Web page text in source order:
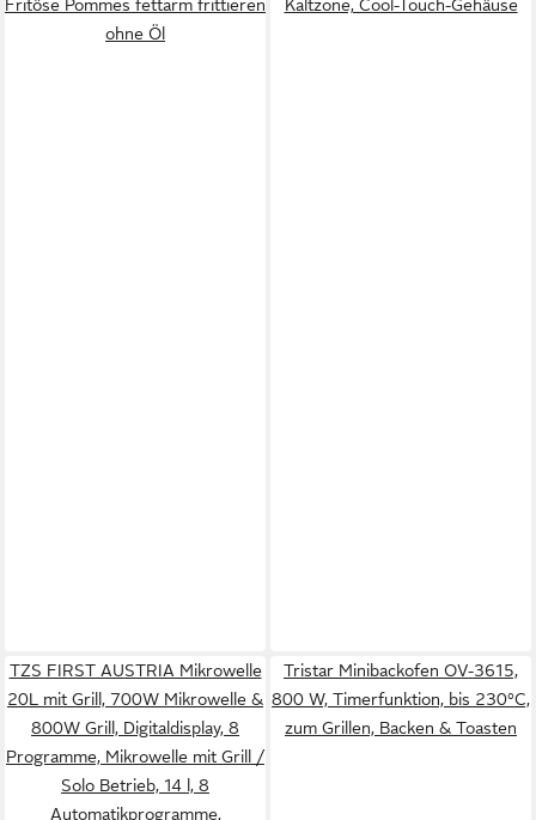
Fritöse Pommes fettarm frittieren
ohne Öl
Kaltzone, Cool-Touch-Gehäuse
TZS FIRST AUSTRIA Mikrowelle
20L mit Grill, 700W Mikrowelle &
800W Grill, Digitaldisplay, 8
Programme, Mikrowelle mit Grill /
Solo Betrieb, 14 l, 8
Automatikprogramme,
Tristar Minibackofen OV-3615,
800 W, Timerfunktion, bis 230°C,
zum Grillen, Backen & Toasten